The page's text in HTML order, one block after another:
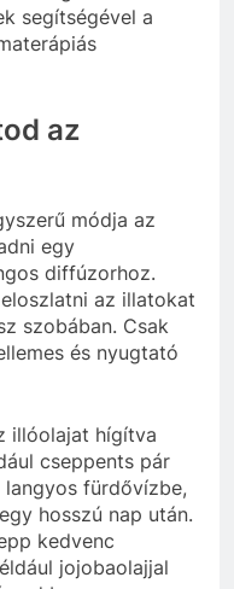
segítségével a
az
módja az
egy
diffúzorhoz.
az illatokat
szobában. Csak
és nyugtató
illóolajat hígítva
cseppents pár
fürdővízbe,
hosszú nap után.
kedvenc
jojobaolajjal